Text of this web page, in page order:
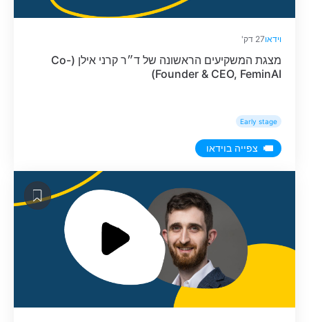
וידאו27 דק'
מצגת המשקיעים הראשונה של ד״ר קרני אילן (Co-
Founder & CEO, FeminAI)
Early stage
צפייה בוידאו